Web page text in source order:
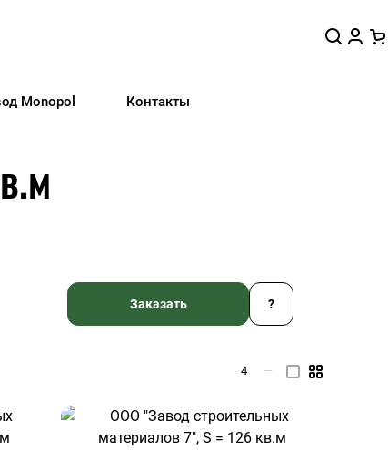
Monopol Контакты
Заказать ?
4 —